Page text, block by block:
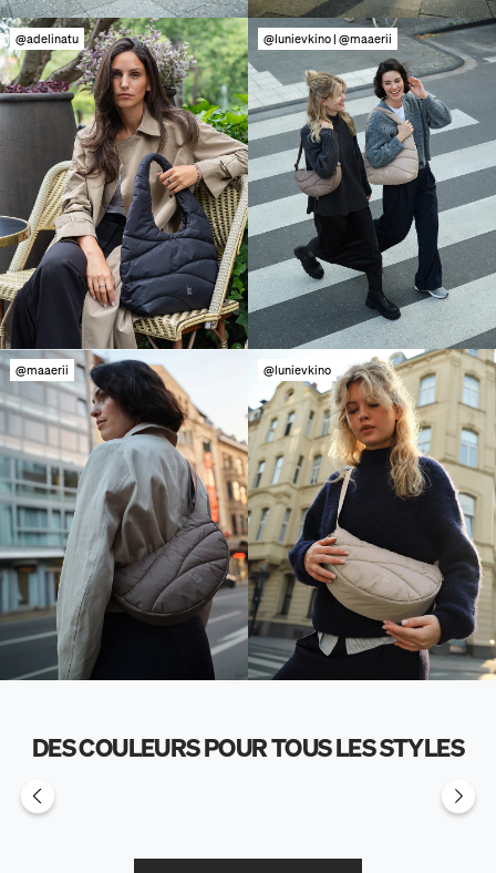
@adelinatu @lunievkino | @maaerii
@maaerii @lunievkino
DES COULEURS POUR TOUS LES STYLES